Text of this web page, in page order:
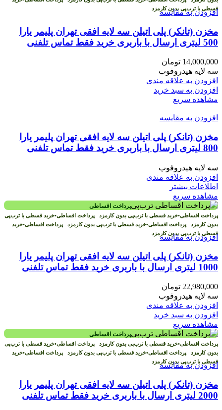
قسطی با ترب‌پی بدون کارمزد
افزودن به مقایسه
مخزن (تانکر) پلی اتیلن سه لایه افقی تهران پلیمر یارا
500 لیتری ارسال با باربری خرید فقط تماس تلفنی
14,000,000 تومان
سه لایه هیدروفوب
افزودن به علاقه مندی
افزودن به سبد خرید
مشاهده سریع
افزودن به مقایسه
مخزن (تانکر) پلی اتیلن سه لایه افقی تهران پلیمر یارا
800 لیتری ارسال با باربری خرید فقط تماس تلفنی
سه لایه هیدروفوب
افزودن به علاقه مندی
اطلاعات بیشتر
مشاهده سریع
پرداخت اقساطی
پرداخت اقساطی•خرید قسطی با ترب‌پی بدون کارمزد پرداخت اقساطی•خرید قسطی با ترب‌پی
بدون کارمزد پرداخت اقساطی•خرید قسطی با ترب‌پی بدون کارمزد پرداخت اقساطی•خرید
قسطی با ترب‌پی بدون کارمزد
افزودن به مقایسه
مخزن (تانکر) پلی اتیلن سه لایه افقی تهران پلیمر یارا
1000 لیتری ارسال با باربری خرید فقط تماس تلفنی
22,980,000 تومان
سه لایه هیدروفوب
افزودن به علاقه مندی
افزودن به سبد خرید
مشاهده سریع
پرداخت اقساطی
پرداخت اقساطی•خرید قسطی با ترب‌پی بدون کارمزد پرداخت اقساطی•خرید قسطی با ترب‌پی
بدون کارمزد پرداخت اقساطی•خرید قسطی با ترب‌پی بدون کارمزد پرداخت اقساطی•خرید
قسطی با ترب‌پی بدون کارمزد
افزودن به مقایسه
مخزن (تانکر) پلی اتیلن سه لایه افقی تهران پلیمر یارا
2000 لیتری ارسال با باربری خرید فقط تماس تلفنی